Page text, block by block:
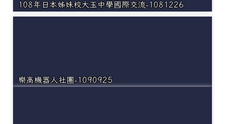
108年日本姊妹校大玉中學國際交流-1081226
樂高機器人社團-1090925